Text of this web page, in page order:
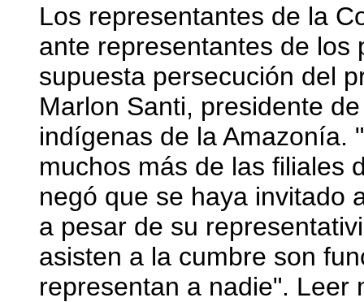
Los representantes de la
ante representantes de los
supuesta persecución del
Marlon Santi, presidente
indígenas de la Amazonía.
muchos más de las filiales
negó que se haya invitado
a pesar de su
asisten a la cumbre son
representan a nadie". Leer